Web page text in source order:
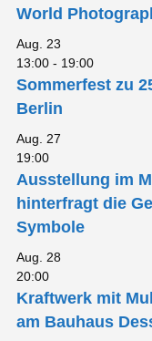
World
Aug. 23
13:00 - 19:00
Sommerfest zu
Berlin
Aug. 27
19:00
Ausstellung im
hinterfragt die
Symbole
Aug. 28
20:00
Kraftwerk mit
am Bauhaus